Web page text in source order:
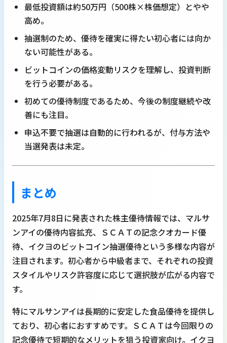
最低投資額は約50万円（500株×株価想定）とやや
高め。
抽選制のため、優待を確実に得たい初心者には向か
ない可能性がある。
ビットコインの価格変動リスクを理解し、投資判断
を行う必要がある。
初めての優待制度であるため、今後の制度継続や改
善にも注目。
申込不要で抽選は自動的に行われるが、付与方法や
当選発表は未定。
まとめ
2025年7月8日に発表された株主優待情報では、マルサ
ンアイの優待内容拡充、ＳＣＡＴの記念クオカード優
待、イクヨのビットコイン抽選優待という多様な内容が
注目されます。初心者から中級者まで、それぞれの投資
スタイルやリスク許容度に応じて選択肢が広がる内容で
す。
特にマルサンアイは長期的に安定した食品優待を提供し
ており、初心者におすすめです。ＳＣＡＴは今回限りの
記念優待で短期的なメリットを狙う投資家向け。イクヨ